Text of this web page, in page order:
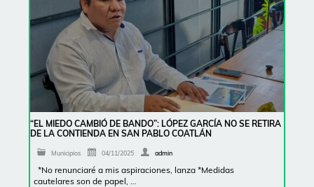
“EL MIEDO CAMBIÓ DE BANDO”: LÓPEZ GARCÍA NO SE RETIRA
DE LA CONTIENDA EN SAN PABLO COATLÁN
Municipios 04/11/2025 admin
*No renunciaré a mis aspiraciones, lanza *Medidas
cautelares son de papel, …